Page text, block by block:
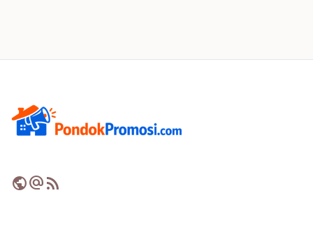
publicalternate_emailrss_feed